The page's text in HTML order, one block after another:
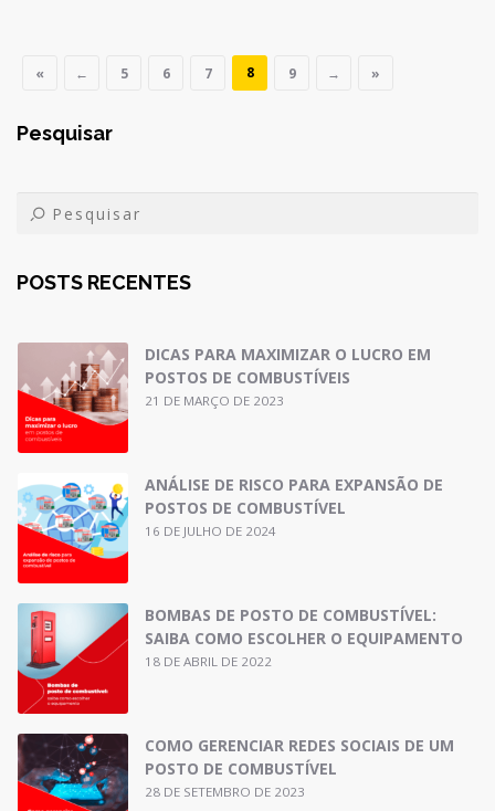
« ← 5 6 7 8 9 → »
Pesquisar
POSTS RECENTES
DICAS PARA MAXIMIZAR O LUCRO EM
POSTOS DE COMBUSTÍVEIS
21 DE MARÇO DE 2023
ANÁLISE DE RISCO PARA EXPANSÃO DE
POSTOS DE COMBUSTÍVEL
16 DE JULHO DE 2024
BOMBAS DE POSTO DE COMBUSTÍVEL:
SAIBA COMO ESCOLHER O EQUIPAMENTO
18 DE ABRIL DE 2022
COMO GERENCIAR REDES SOCIAIS DE UM
POSTO DE COMBUSTÍVEL
28 DE SETEMBRO DE 2023